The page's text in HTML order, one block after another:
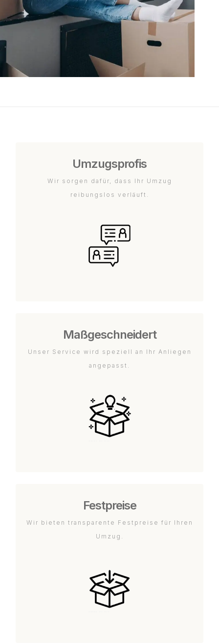
Umzugsprofis
Wir sorgen dafür, dass Ihr Umzug
reibungslos verläuft.
Maßgeschneidert
Unser Service wird speziell an Ihr Anliegen
angepasst.
Festpreise
Wir bieten transparente Festpreise für Ihren
Umzug.